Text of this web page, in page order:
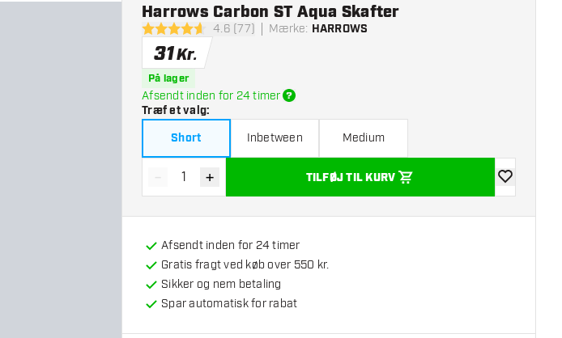
4.6 bedømmelsesstjerner
4.6 (77) Mærke: HARROWS
Harrows Carbon ST Aqua Skafter
31Kr.
På lager
Afsendt inden for 24 timer
Træf et valg:
Short
Inbetween Medium
Reducér antal
- Øg antal
+ TILFØJ TIL KURV
tilføje til
Afsendt inden for 24 timer
Gratis fragt ved køb over 550 kr.
Sikker og nem betaling
Spar automatisk for rabat